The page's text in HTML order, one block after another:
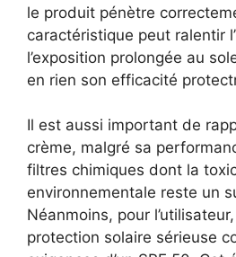
le produit pénètre
caractéristique peut ralentir
l’exposition prolongée au
en rien son efficacité
Il est aussi important de
crème, malgré sa
filtres chimiques dont la
environnementale reste un
Néanmoins, pour
protection solaire sérieuse